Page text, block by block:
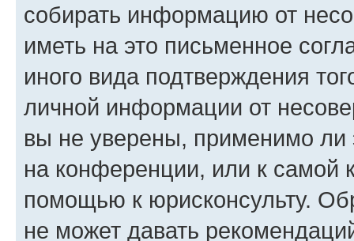
собирать информацию от
иметь на это письменное
иного вида подтверждения
личной информации от
вы не уверены, применимо ли
на конференции, или к самой
помощью к юрисконсульту.
не может давать